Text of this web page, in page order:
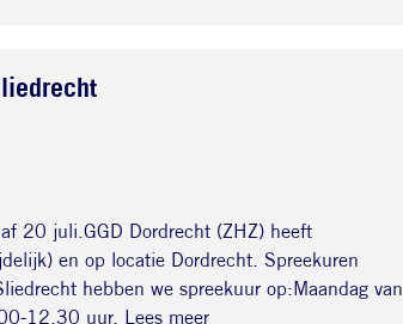
20 juli.GGD Dordrecht (ZHZ) heeft
en op locatie Dordrecht. Spreekuren
hebben we spreekuur op:Maandag van
12.30 uur. Lees meer